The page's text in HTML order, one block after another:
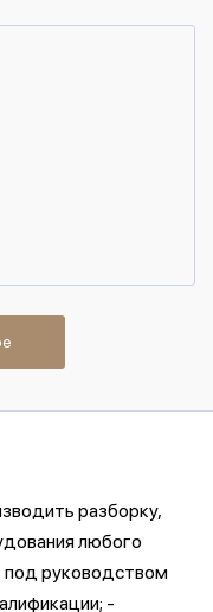
разборку,
любого
под руководством
-